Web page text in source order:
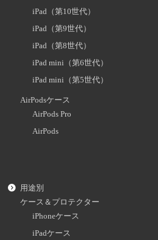
iPad（第10世代）
iPad（第9世代）
iPad（第8世代）
iPad mini（第6世代）
iPad mini（第5世代）
AirPodsケース
AirPods Pro
AirPods
用途別
ケース＆プロテクター
iPhoneケース
iPadケース